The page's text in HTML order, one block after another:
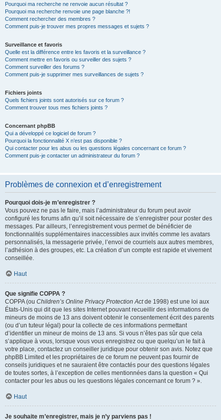
Pourquoi ma recherche ne renvoie aucun résultat ?
Pourquoi ma recherche renvoie une page blanche ?!
Comment rechercher des membres ?
Comment puis-je trouver mes propres messages et sujets ?
Surveillance et favoris
Quelle est la différence entre les favoris et la surveillance ?
Comment mettre en favoris ou surveiller des sujets ?
Comment surveiller des forums ?
Comment puis-je supprimer mes surveillances de sujets ?
Fichiers joints
Quels fichiers joints sont autorisés sur ce forum ?
Comment trouver tous mes fichiers joints ?
Concernant phpBB
Qui a développé ce logiciel de forum ?
Pourquoi la fonctionnalité X n’est pas disponible ?
Qui contacter pour les abus ou les questions légales concernant ce forum ?
Comment puis-je contacter un administrateur du forum ?
Problèmes de connexion et d’enregistrement
Pourquoi dois-je m’enregistrer ?
Vous pouvez ne pas le faire, mais l’administrateur du forum peut avoir
configuré les forums afin qu’il soit nécessaire de s’enregistrer pour poster des
messages. Par ailleurs, l’enregistrement vous permet de bénéficier de
fonctionnalités supplémentaires inaccessibles aux invités comme les avatars
personnalisés, la messagerie privée, l’envoi de courriels aux autres membres,
l’adhésion à des groupes, etc. La création d’un compte est rapide et vivement
conseillée.
Haut
Que signifie COPPA ?
COPPA (ou Children’s Online Privacy Protection Actde 1998) est une loi aux
États-Unis qui dit que les sites Internet pouvant recueillir des informations de
mineurs de moins de 13 ans doivent obtenir le consentement écrit des parents
(ou d’un tuteur légal) pour la collecte de ces informations permettant
d’identifier un mineur de moins de 13 ans. Si vous n’êtes pas sûr que cela
s’applique à vous, lorsque vous vous enregistrez ou que quelqu’un le fait à
votre place, contactez un conseiller juridique pour obtenir son avis. Notez que
phpBB Limited et les propriétaires de ce forum ne peuvent pas fournir de
conseils juridiques et ne sauraient être contactés pour des questions légales
de toutes sortes, à l’exception de celles mentionnées dans la question « Qui
contacter pour les abus ou les questions légales concernant ce forum ? ».
Haut
Je souhaite m’enregistrer, mais je n’y parviens pas !